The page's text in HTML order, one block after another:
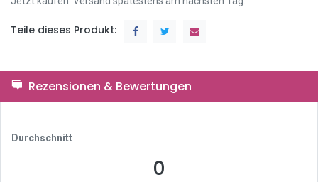
Teile dieses Produkt:
Rezensionen & Bewertungen
Durchschnitt
0